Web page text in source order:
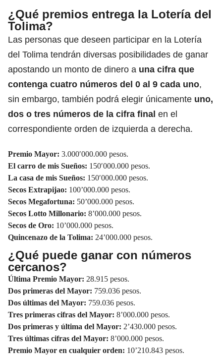
¿Qué premios entrega la Lotería del
Tolima?
Las personas que deseen participar en la Lotería
del Tolima tendrán diversas posibilidades de ganar
apostando un monto de dinero a una cifra que
contenga cuatro números del 0 al 9 cada uno,
sin embargo, también podrá elegir únicamente uno,
dos o tres números de la cifra final en el
correspondiente orden de izquierda a derecha.
Premio Mayor: 3.000′000.000 pesos.
El carro de mis Sueños: 150′000.000 pesos.
La casa de mis Sueños: 150′000.000 pesos.
Secos Extrapijao: 100’000.000 pesos.
Secos Megafortuna: 50’000.000 pesos.
Secos Lotto Millonario: 8’000.000 pesos.
Secos de Oro: 10’000.000 pesos.
Quincenazo de la Tolima: 24’000.000 pesos.
¿Qué puede ganar con números
cercanos?
Última Premio Mayor: 28.915 pesos.
Dos primeras del Mayor: 759.036 pesos.
Dos últimas del Mayor: 759.036 pesos.
Tres primeras cifras del Mayor: 8’000.000 pesos.
Dos primeras y última del Mayor: 2’430.000 pesos.
Tres últimas cifras del Mayor: 8’000.000 pesos.
Premio Mayor en cualquier orden: 10’210.843 pesos.